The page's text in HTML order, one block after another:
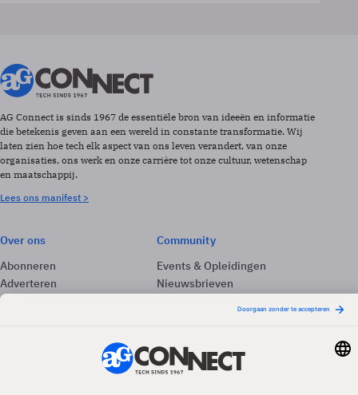
AG Connect is sinds 1967 de essentiële bron van ideeën en informatie
die betekenis geven aan een wereld in constante transformatie. Wij
laten zien hoe tech elk aspect van ons leven verandert, van onze
organisaties, ons werk en onze carrière tot onze cultuur, wetenschap
en maatschappij.
Lees ons manifest >
Over ons
Abonneren
Adverteren
Contact
Community
Events & Opleidingen
Nieuwsbrieven